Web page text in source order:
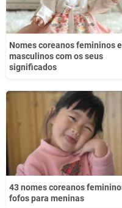
Nomes coreanos femininos e
masculinos com os seus
significados
43 nomes coreanos
fofos para meninas